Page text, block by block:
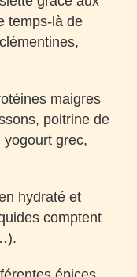
temps-là de
maigres
poitrine de
yogourt grec,
hydraté et
comptent